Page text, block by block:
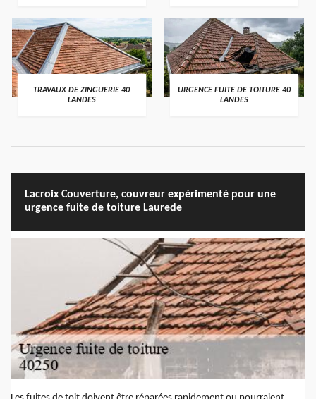
TRAVAUX DE ZINGUERIE 40
LANDES
URGENCE FUITE DE TOITURE 40
LANDES
Lacroix Couverture, couvreur expérimenté pour une
urgence fuite de toiture Laurede